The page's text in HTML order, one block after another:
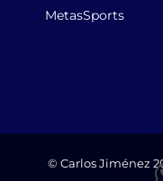
MetasSports
© Carlos Jiménez